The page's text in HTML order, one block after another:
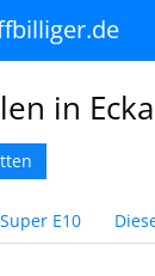
in
Super E10